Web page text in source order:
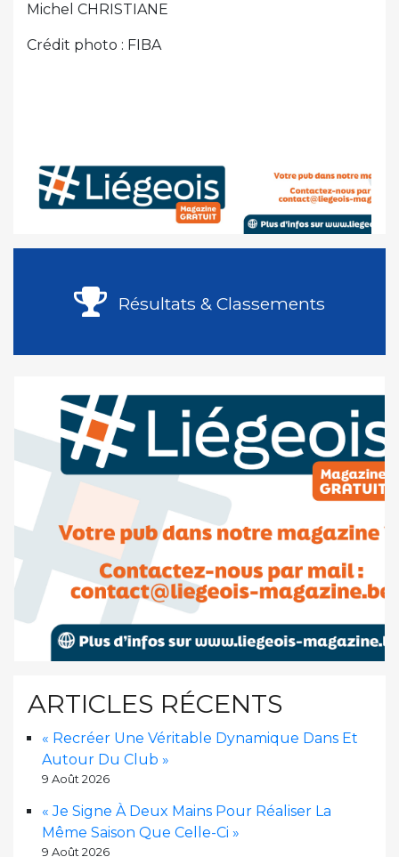
Michel CHRISTIANE
Crédit photo : FIBA
Résultats & Classements
ARTICLES RÉCENTS
« Recréer Une Véritable Dynamique Dans Et
Autour Du Club »
9 Août 2026
« Je Signe À Deux Mains Pour Réaliser La
Même Saison Que Celle-Ci »
9 Août 2026